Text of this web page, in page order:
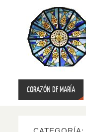
CORAZÓN DE MARÍA